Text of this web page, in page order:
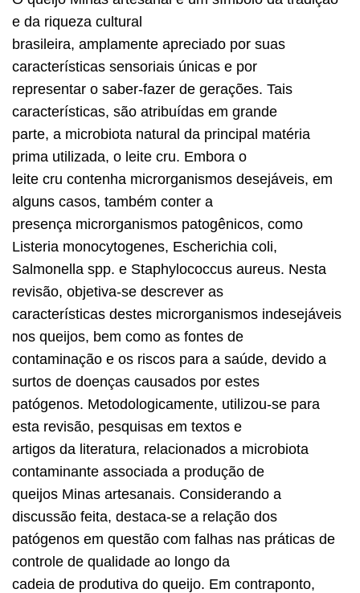
e da riqueza cultural
brasileira, amplamente apreciado por suas
características sensoriais únicas e por
representar o saber-fazer de gerações. Tais
características, são atribuídas em grande
parte, a microbiota natural da principal matéria
prima utilizada, o leite cru. Embora o
leite cru contenha microrganismos desejáveis, em
alguns casos, também conter a
presença microrganismos patogênicos, como
Listeria monocytogenes, Escherichia coli,
Salmonella spp. e Staphylococcus aureus. Nesta
revisão, objetiva-se descrever as
características destes microrganismos indesejáveis
nos queijos, bem como as fontes de
contaminação e os riscos para a saúde, devido a
surtos de doenças causados por estes
patógenos. Metodologicamente, utilizou-se para
esta revisão, pesquisas em textos e
artigos da literatura, relacionados a microbiota
contaminante associada a produção de
queijos Minas artesanais. Considerando a
discussão feita, destaca-se a relação dos
patógenos em questão com falhas nas práticas de
controle de qualidade ao longo da
cadeia de produtiva do queijo. Em contraponto,